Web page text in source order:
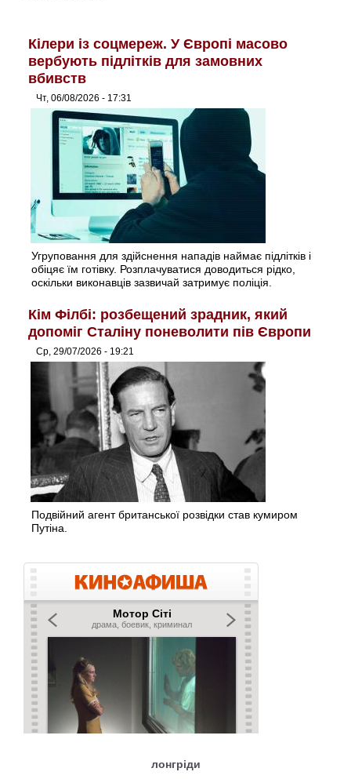
Кілери із соцмереж. У Європі масово
вербують підлітків для замовних
вбивств
Чт, 06/08/2026 - 17:31
Угруповання для здійснення нападів наймає підлітків і
обіцяє їм готівку. Розплачуватися доводиться рідко,
оскільки виконавців зазвичай затримує поліція.
Кім Філбі: розбещений зрадник, який
допоміг Сталіну поневолити пів Європи
Ср, 29/07/2026 - 19:21
Подвійний агент британської розвідки став кумиром
Путіна.
лонгріди